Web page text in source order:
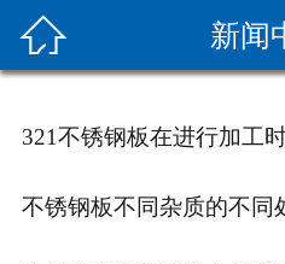
 新闻
不锈钢板不同杂质的不同